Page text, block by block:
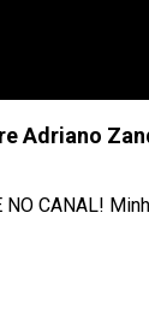
Adriano
CANAL!